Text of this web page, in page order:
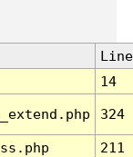
Line
14
324
211